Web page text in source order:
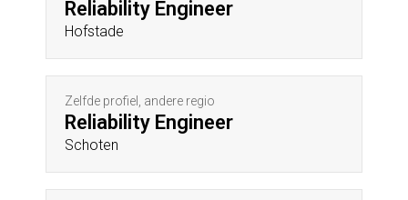
Reliability Engineer
Hofstade
Zelfde profiel, andere regio
Reliability Engineer
Schoten